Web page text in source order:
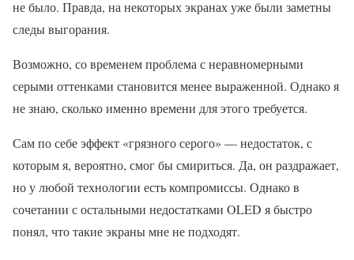
не было. Правда, на некоторых экранах уже были заметны
следы выгорания.
Возможно, со временем проблема с неравномерными
серыми оттенками становится менее выраженной. Однако я
не знаю, сколько именно времени для этого требуется.
Сам по себе эффект «грязного серого» — недостаток, с
которым я, вероятно, смог бы смириться. Да, он раздражает,
но у любой технологии есть компромиссы. Однако в
сочетании с остальными недостатками OLED я быстро
понял, что такие экраны мне не подходят.